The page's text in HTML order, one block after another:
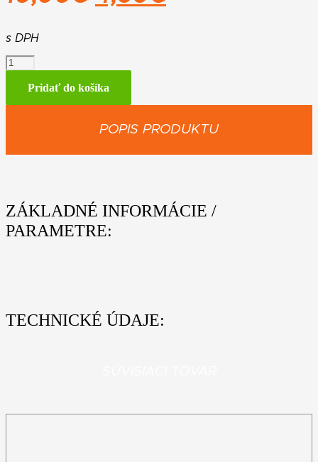
10,90€.
s DPH
množstvo
Box
obedovýPridať do košíka
POPIS PRODUKTU
ZÁKLADNÉ INFORMÁCIE /
PARAMETRE:
TECHNICKÉ ÚDAJE: